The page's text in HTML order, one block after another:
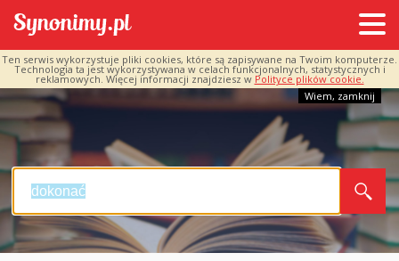
Ten serwis wykorzystuje pliki cookies, które są zapisywane na Twoim komputerze.
Technologia ta jest wykorzystywana w celach funkcjonalnych, statystycznych i
reklamowych. Więcej informacji znajdziesz w Polityce plików cookie.
Wiem, zamknij